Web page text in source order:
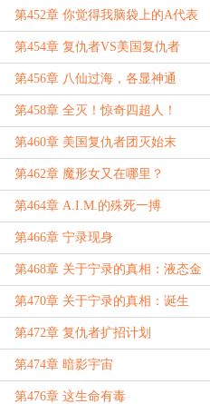
第452章 你觉得我脑袋上的A代表
什么？！
第454章 复仇者VS美国复仇者
第456章 八仙过海，各显神通
第458章 全灭！惊奇四超人！
第460章 美国复仇者团灭始末
第462章 魔形女又在哪里？
第464章 A.I.M.的殊死一搏
第466章 宁录现身
第468章 关于宁录的真相：液态金
属
第470章 关于宁录的真相：诞生
第472章 复仇者扩招计划
第474章 暗影宇宙
第476章 这生命有毒